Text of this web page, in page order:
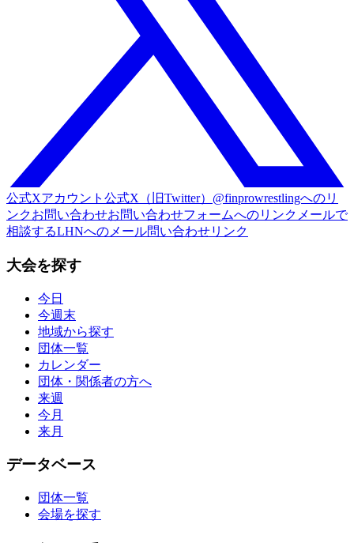
公式Xアカウント 公式X（旧Twitter）@finprowrestlingへのリ
ンクお問い合わせお問い合わせフォームへのリンク メールで
相談するLHNへのメール問い合わせリンク
大会を探す
今日
今週末
地域から探す
団体一覧
カレンダー
団体・関係者の方へ
来週
今月
来月
データベース
団体一覧
会場を探す